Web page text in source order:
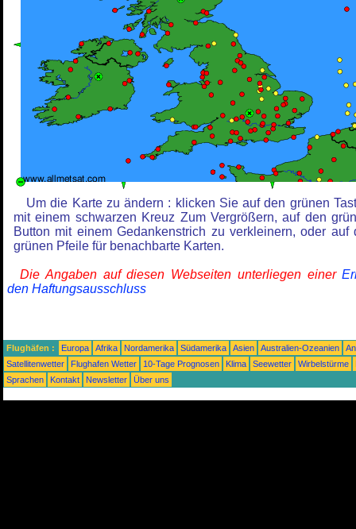
Um die Karte zu ändern : klicken Sie auf den grünen
mit einem schwarzen Kreuz Zum Vergrößern, auf den
Button mit einem Gedankenstrich zu verkleinern, oder auf
grünen Pfeile für benachbarte Karten.
Die Angaben auf diesen Webseiten unterliegen einer
den Haftungsausschluss
Flughäfen : Europa Afrika Nordamerika Südamerika Asien Australien-Ozeanien
Satellitenwetter
Flughafen Wetter 10-Tage Prognosen Klima Seewetter Wirbelstürme
Sprachen
Kontakt Newsletter Über uns